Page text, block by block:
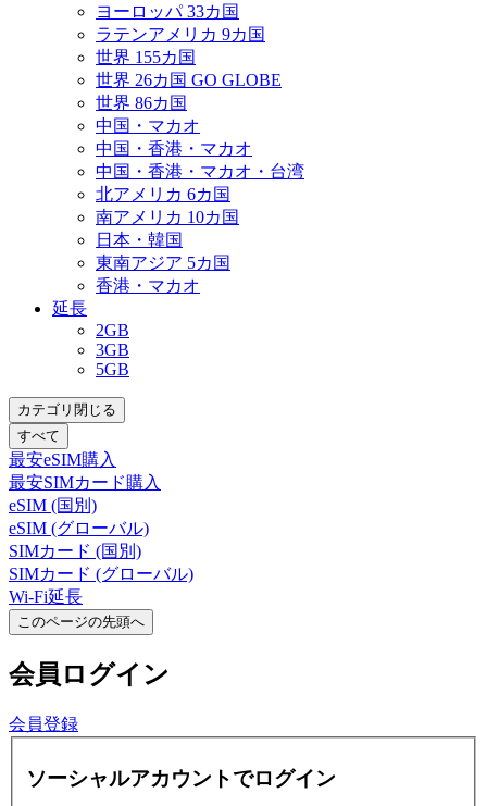
ヨーロッパ 33カ国
ラテンアメリカ 9カ国
世界 155カ国
世界 26カ国 GO GLOBE
世界 86カ国
中国・マカオ
中国・香港・マカオ
中国・香港・マカオ・台湾
北アメリカ 6カ国
南アメリカ 10カ国
日本・韓国
東南アジア 5カ国
香港・マカオ
延長
2GB
3GB
5GB
カテゴリ閉じる
すべて
最安eSIM購入
最安SIMカード購入
eSIM (国別)
eSIM (グローバル)
SIMカード (国別)
SIMカード (グローバル)
Wi-Fi延長
このページの先頭へ
会員 ログイン
会員登録
ソーシャルアカウントでログイン